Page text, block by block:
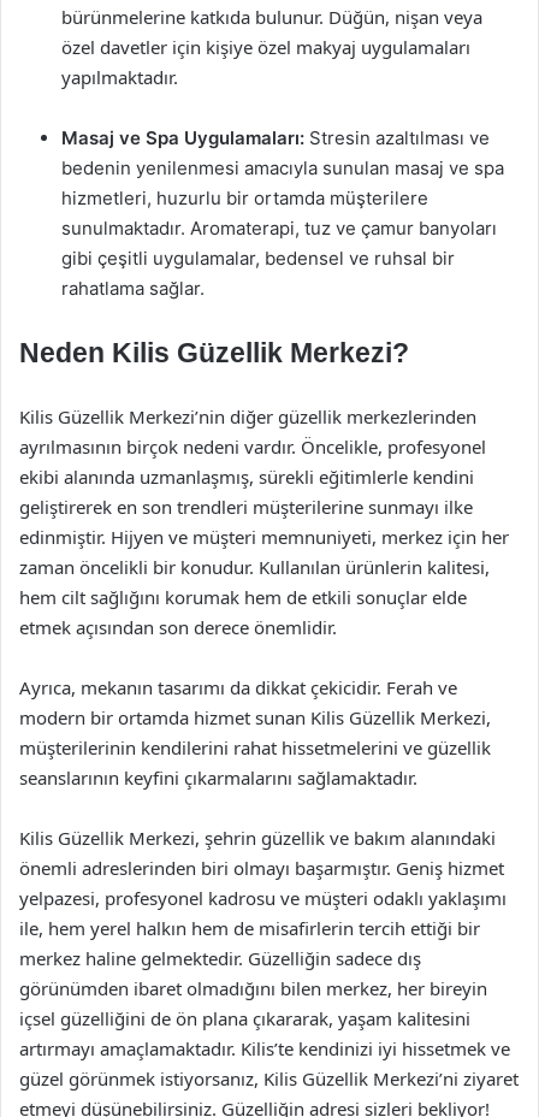
bürünmelerine katkıda bulunur. Düğün, nişan veya
özel davetler için kişiye özel makyaj uygulamaları
yapılmaktadır.
Masaj ve Spa Uygulamaları: Stresin azaltılması ve
bedenin yenilenmesi amacıyla sunulan masaj ve spa
hizmetleri, huzurlu bir ortamda müşterilere
sunulmaktadır. Aromaterapi, tuz ve çamur banyoları
gibi çeşitli uygulamalar, bedensel ve ruhsal bir
rahatlama sağlar.
Neden Kilis Güzellik Merkezi?
Kilis Güzellik Merkezi’nin diğer güzellik merkezlerinden
ayrılmasının birçok nedeni vardır. Öncelikle, profesyonel
ekibi alanında uzmanlaşmış, sürekli eğitimlerle kendini
geliştirerek en son trendleri müşterilerine sunmayı ilke
edinmiştir. Hijyen ve müşteri memnuniyeti, merkez için her
zaman öncelikli bir konudur. Kullanılan ürünlerin kalitesi,
hem cilt sağlığını korumak hem de etkili sonuçlar elde
etmek açısından son derece önemlidir.
Ayrıca, mekanın tasarımı da dikkat çekicidir. Ferah ve
modern bir ortamda hizmet sunan Kilis Güzellik Merkezi,
müşterilerinin kendilerini rahat hissetmelerini ve güzellik
seanslarının keyfini çıkarmalarını sağlamaktadır.
Kilis Güzellik Merkezi, şehrin güzellik ve bakım alanındaki
önemli adreslerinden biri olmayı başarmıştır. Geniş hizmet
yelpazesi, profesyonel kadrosu ve müşteri odaklı yaklaşımı
ile, hem yerel halkın hem de misafirlerin tercih ettiği bir
merkez haline gelmektedir. Güzelliğin sadece dış
görünümden ibaret olmadığını bilen merkez, her bireyin
içsel güzelliğini de ön plana çıkararak, yaşam kalitesini
artırmayı amaçlamaktadır. Kilis’te kendinizi iyi hissetmek ve
güzel görünmek istiyorsanız, Kilis Güzellik Merkezi’ni ziyaret
etmeyi düşünebilirsiniz. Güzelliğin adresi sizleri bekliyor!